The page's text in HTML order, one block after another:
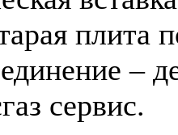
плита
–
сервис.